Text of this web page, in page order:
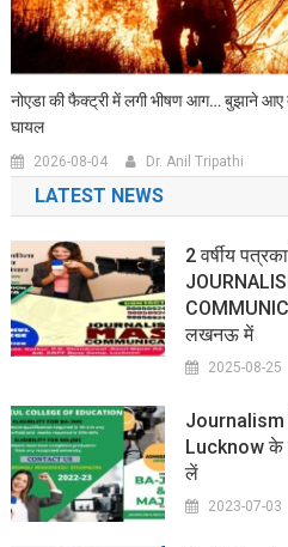
नोएडा की फैक्ट्री में लगी भीषण आग… बुझाने आए
घायल
2026-08-04 Dr. Anil Tripathi
LATEST NEWS
2 वर्षीय
लखनऊ में
2025-08-25
Journalism
Lucknow के
लें
2023-07-03